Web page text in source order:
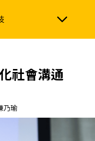
社會溝通
乃瑜